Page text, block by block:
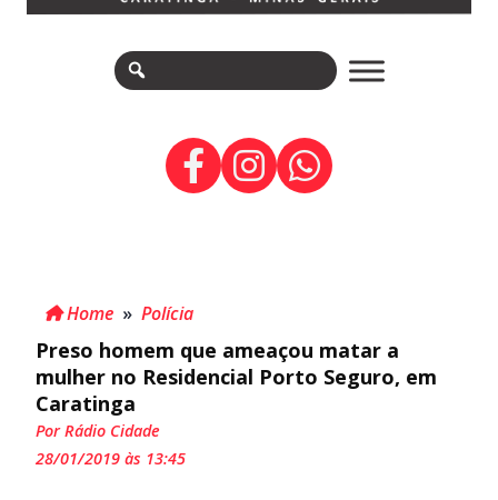
Home » Polícia
Preso homem que ameaçou matar a
mulher no Residencial Porto Seguro, em
Caratinga
Por Rádio Cidade
28/01/2019 às 13:45